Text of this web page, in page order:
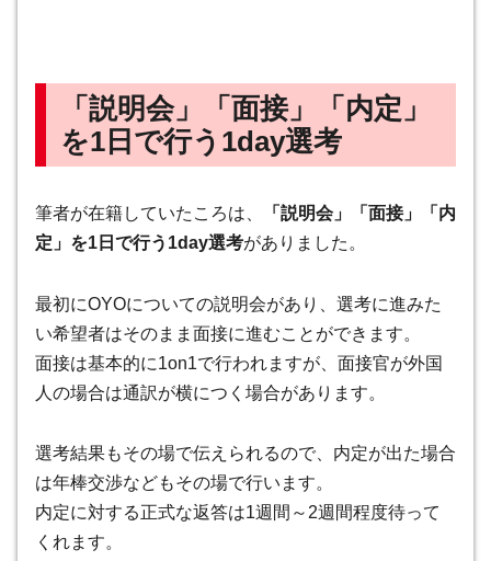
「説明会」「面接」「内定」
を1日で行う1day選考
筆者が在籍していたころは、
「説明会」「面接」「内
定」を1日で行う1day選考がありました。
最初にOYOについての説明会があり、選考に進みた
い希望者はそのまま面接に進むことができます。
面接は基本的に1on1で行われますが、面接官が外国
人の場合は通訳が横につく場合があります。
選考結果もその場で伝えられるので、内定が出た場合
は年棒交渉などもその場で行います。
内定に対する正式な返答は1週間～2週間程度待って
くれます。